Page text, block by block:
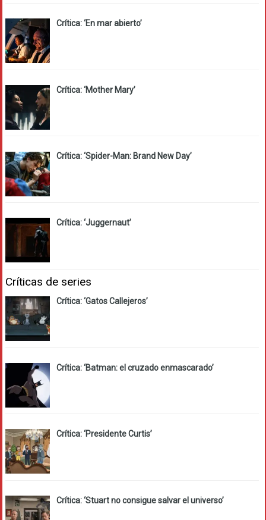
Crítica: ‘En mar abierto’
Crítica: ‘Mother Mary’
Crítica: ‘Spider-Man: Brand New Day’
Crítica: ‘Juggernaut’
Críticas de series
Crítica: ‘Gatos Callejeros’
Crítica: ‘Batman: el cruzado enmascarado’
Crítica: ‘Presidente Curtis’
Crítica: ‘Stuart no consigue salvar el universo’